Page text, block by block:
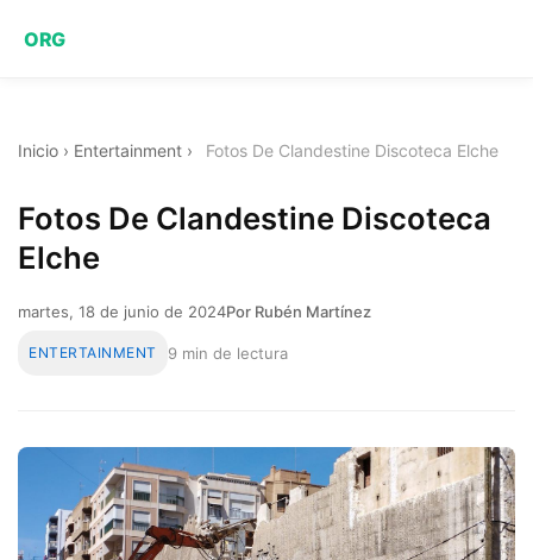
ORG
Inicio › Entertainment › Fotos De Clandestine Discoteca Elche
Fotos De Clandestine Discoteca
Elche
martes, 18 de junio de 2024Por Rubén Martínez
ENTERTAINMENT 9 min de lectura